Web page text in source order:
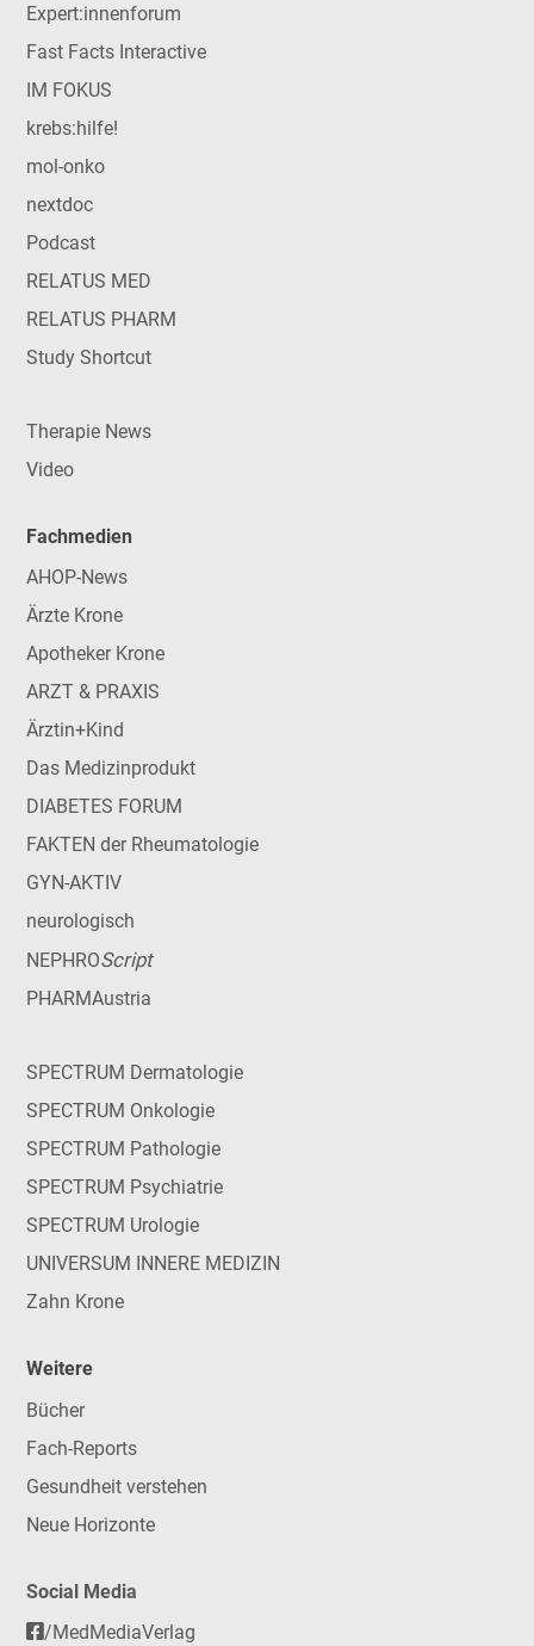
Expert:innenforum
Fast Facts Interactive
IM FOKUS
krebs:hilfe!
mol-onko
nextdoc
Podcast
RELATUS MED
RELATUS PHARM
Study Shortcut
Therapie News
Video
Fachmedien
AHOP-News
Ärzte Krone
Apotheker Krone
ARZT & PRAXIS
Ärztin+Kind
Das Medizinprodukt
DIABETES FORUM
FAKTEN der Rheumatologie
GYN-AKTIV
neurologisch
NEPHROScript
PHARMAustria
SPECTRUM Dermatologie
SPECTRUM Onkologie
SPECTRUM Pathologie
SPECTRUM Psychiatrie
SPECTRUM Urologie
UNIVERSUM INNERE MEDIZIN
Zahn Krone
Weitere
Bücher
Fach-Reports
Gesundheit verstehen
Neue Horizonte
Social Media
/MedMediaVerlag